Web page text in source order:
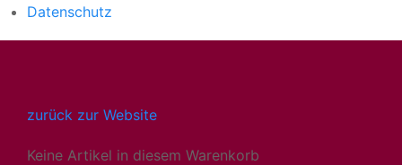
Datenschutz
zurück zur Website
Keine Artikel in diesem Warenkorb